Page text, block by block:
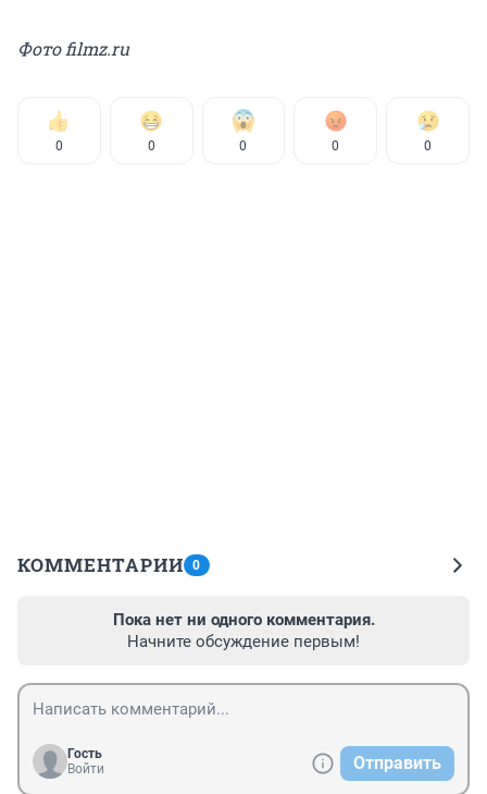
Фото filmz.ru
0 0 0 0 0
КОММЕНТАРИИ 0
Пока нет ни одного комментария.
Начните обсуждение первым!
Гость
Войти
Отправить